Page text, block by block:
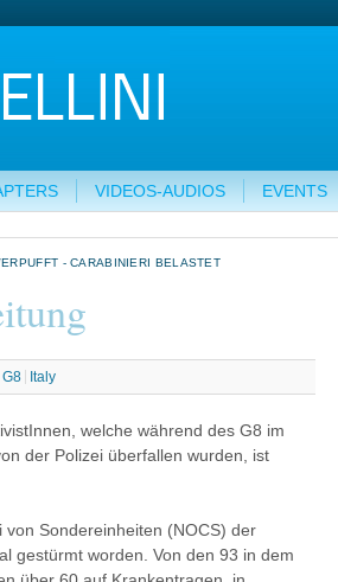
VIDEOS-AUDIOS EVENTS
- CARABINIERI BELASTET
G8 Italy
welche während des G8 im
der Polizei überfallen wurden, ist
Sondereinheiten (NOCS) der
gestürmt worden. Von den 93 in dem